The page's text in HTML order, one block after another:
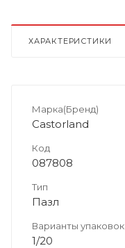
ХАРАКТЕРИСТИКИ
Марка(Бренд)
Castorland
Код
087808
Тип
Пазл
Варианты упаковок
1/20